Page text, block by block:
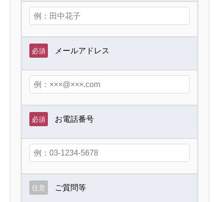
必須 メールアドレス
必須 お電話番号
任意 ご質問等